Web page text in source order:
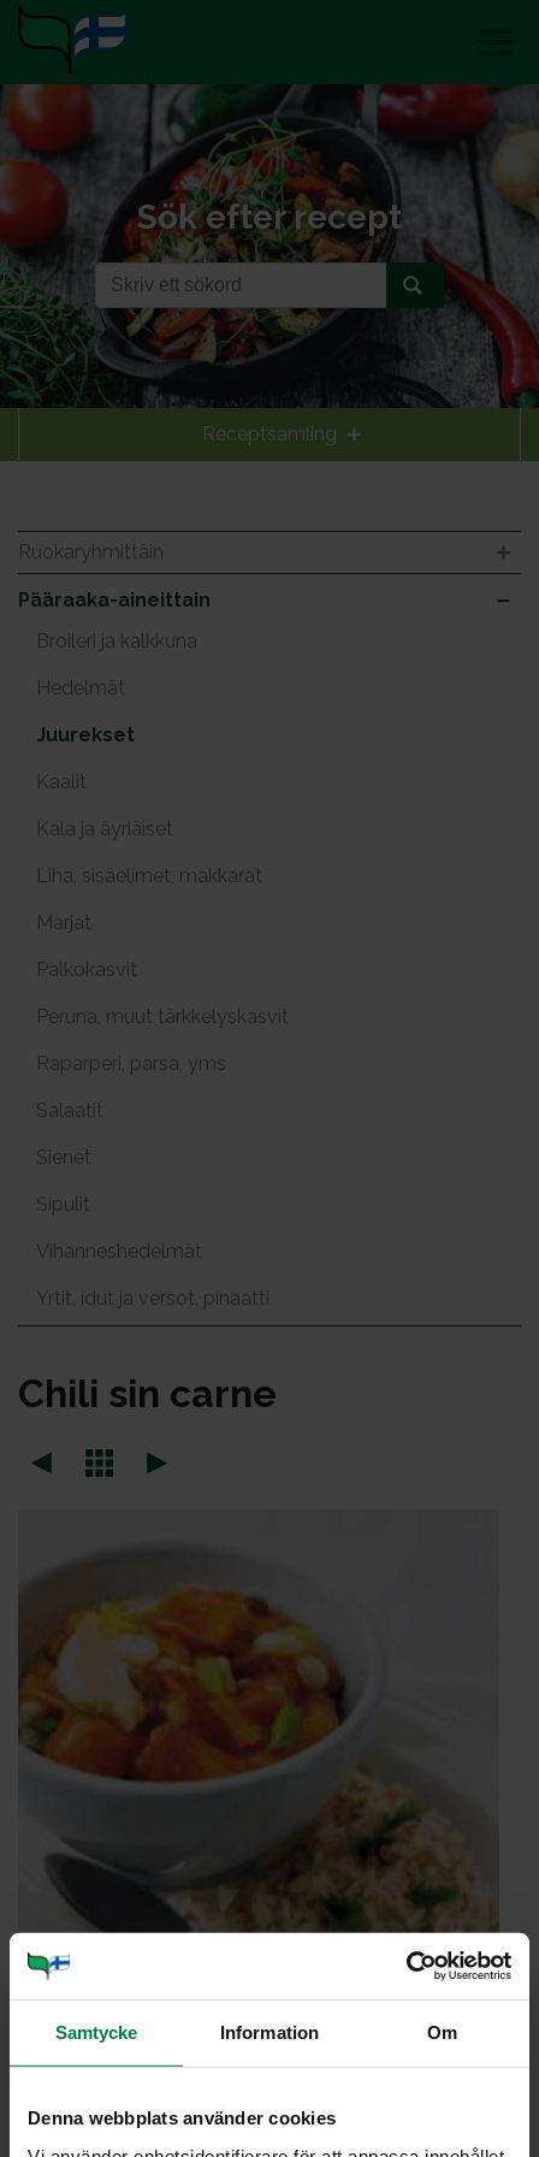
Samtycke Information Om
Denna webbplats använder cookies
Sök efter recept
Receptsamling
Ruokaryhmittäin
Pääraaka-aineittain
Broileri ja kalkkuna
Hedelmät
Juurekset
Kaalit
Kala ja äyriäiset
Liha, sisäelimet, makkarat
Marjat
Palkokasvit
Peruna, muut tärkkelyskasvit
Raparperi, parsa, yms
Salaatit
Sienet
Sipulit
Vihanneshedelmät
Yrtit, idut ja versot, pinaatti
Chi­li sin car­ne